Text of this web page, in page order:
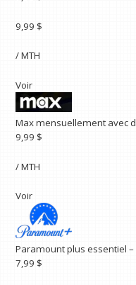
9,99 $
/ MTH
Voir
Max mensuellement avec
9,99 $
/ MTH
Voir
Paramount plus essentiel
7,99 $